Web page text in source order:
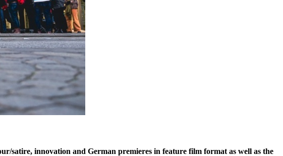
satire, innovation and German premieres in feature film format as well as the